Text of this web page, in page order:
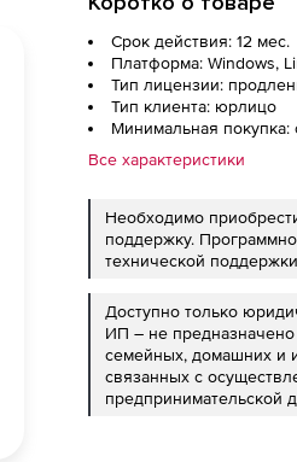
Срок действия: 12 мес.
Платформа: Windows,
Тип лицензии:
Тип клиента: юрлицо
Минимальная покупка:
Все характеристики
Необходимо
поддержку.
технической
Доступно только
ИП – не
семейных, домашних и
связанных с
предпринимательской